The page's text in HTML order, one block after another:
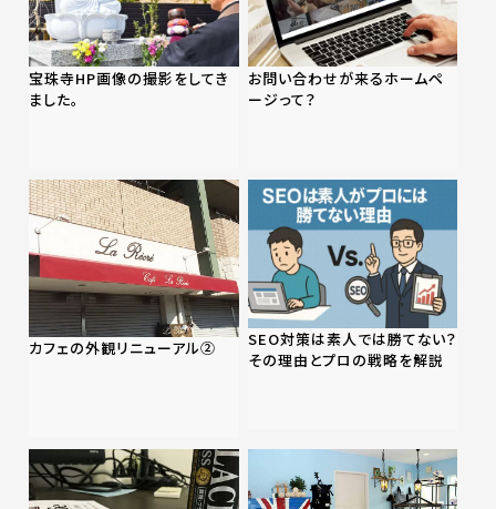
宝珠寺HP画像の撮影をしてき
ました。
お問い合わせが来るホームペ
ージって？
カフェの外観リニューアル②
SEO対策は素人では勝てない？
その理由とプロの戦略を解説